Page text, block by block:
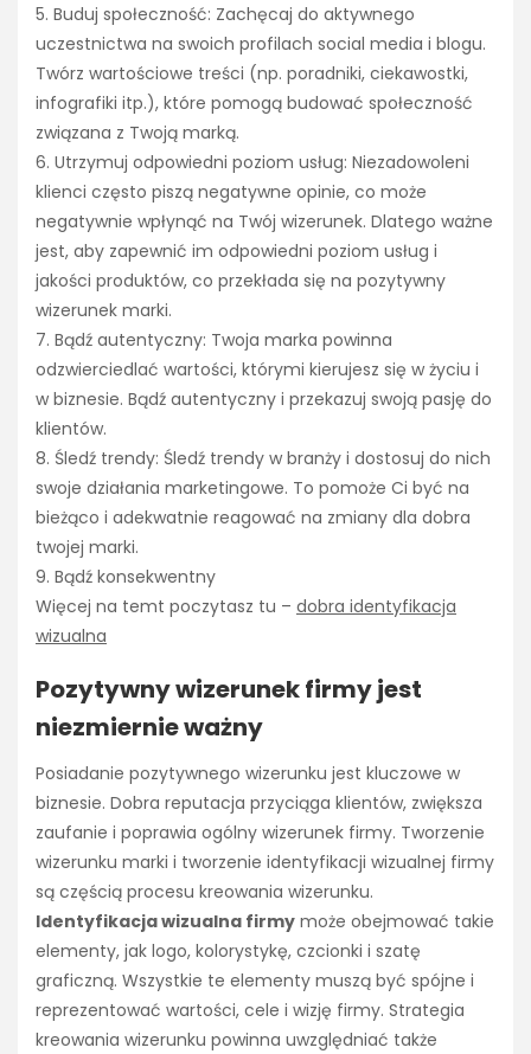
5. Buduj społeczność: Zachęcaj do aktywnego
uczestnictwa na swoich profilach social media i blogu.
Twórz wartościowe treści (np. poradniki, ciekawostki,
infografiki itp.), które pomogą budować społeczność
związana z Twoją marką.
6. Utrzymuj odpowiedni poziom usług: Niezadowoleni
klienci często piszą negatywne opinie, co może
negatywnie wpłynąć na Twój wizerunek. Dlatego ważne
jest, aby zapewnić im odpowiedni poziom usług i
jakości produktów, co przekłada się na pozytywny
wizerunek marki.
7. Bądź autentyczny: Twoja marka powinna
odzwierciedlać wartości, którymi kierujesz się w życiu i
w biznesie. Bądź autentyczny i przekazuj swoją pasję do
klientów.
8. Śledź trendy: Śledź trendy w branży i dostosuj do nich
swoje działania marketingowe. To pomoże Ci być na
bieżąco i adekwatnie reagować na zmiany dla dobra
twojej marki.
9. Bądź konsekwentny
Więcej na temt poczytasz tu – dobra identyfikacja
wizualna
Pozytywny wizerunek firmy jest
niezmiernie ważny
Posiadanie pozytywnego wizerunku jest kluczowe w
biznesie. Dobra reputacja przyciąga klientów, zwiększa
zaufanie i poprawia ogólny wizerunek firmy. Tworzenie
wizerunku marki i tworzenie identyfikacji wizualnej firmy
są częścią procesu kreowania wizerunku.
Identyfikacja wizualna firmy może obejmować takie
elementy, jak logo, kolorystykę, czcionki i szatę
graficzną. Wszystkie te elementy muszą być spójne i
reprezentować wartości, cele i wizję firmy. Strategia
kreowania wizerunku powinna uwzględniać także